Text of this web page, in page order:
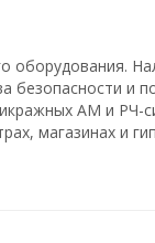
безопасности и
АМ и РЧ-
магазинах и